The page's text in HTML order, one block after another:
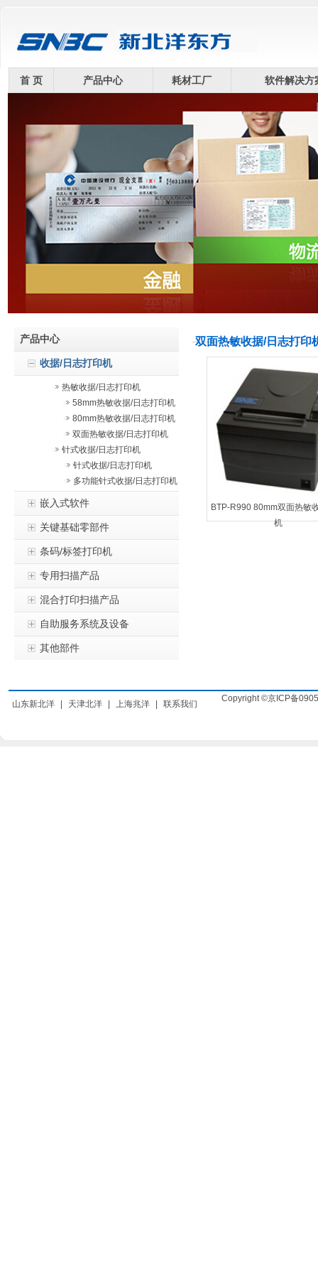
首 页 产品中心 耗材工厂 软件解决
产品中心
收据/日志打印机
热敏收据/日志打印机
58mm热敏收据/日志打印机
80mm热敏收据/日志打印机
双面热敏收据/日志打印机
针式收据/日志打印机
针式收据/日志打印机
多功能针式收据/日志打印机
嵌入式软件
关键基础零部件
条码/标签打印机
专用扫描产品
混合打印扫描产品
自助服务系统及设备
其他部件
双面热敏收据/日志打印
BTP-R990 80mm双面热敏
机
山东新北洋 天津北洋 上海兆洋 联系我们
Copyright ©京ICP备